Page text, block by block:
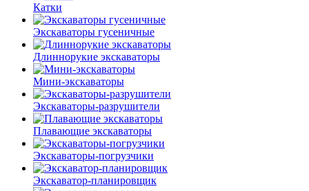
Катки
Экскаваторы гусеничные
Длиннорукие экскаваторы
Мини-экскаваторы
Экскаваторы-разрушители
Плавающие экскаваторы
Экскаваторы-погрузчики
Экскаватор-планировщик